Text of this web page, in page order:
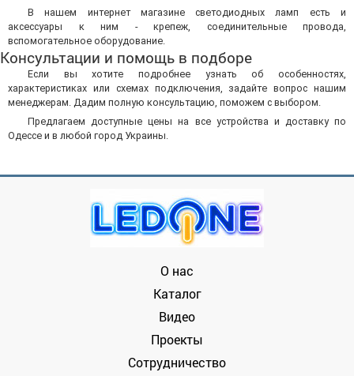
В нашем интернет магазине светодиодных ламп есть и
аксессуары к ним - крепеж, соединительные провода,
вспомогательное оборудование.
Консультации и помощь в подборе
Если вы хотите подробнее узнать об особенностях,
характеристиках или схемах подключения, задайте вопрос нашим
менеджерам. Дадим полную консультацию, поможем с выбором.
Предлагаем доступные цены на все устройства и доставку по
Одессе и в любой город Украины.
О нас
Каталог
Видео
Проекты
Сотрудничество